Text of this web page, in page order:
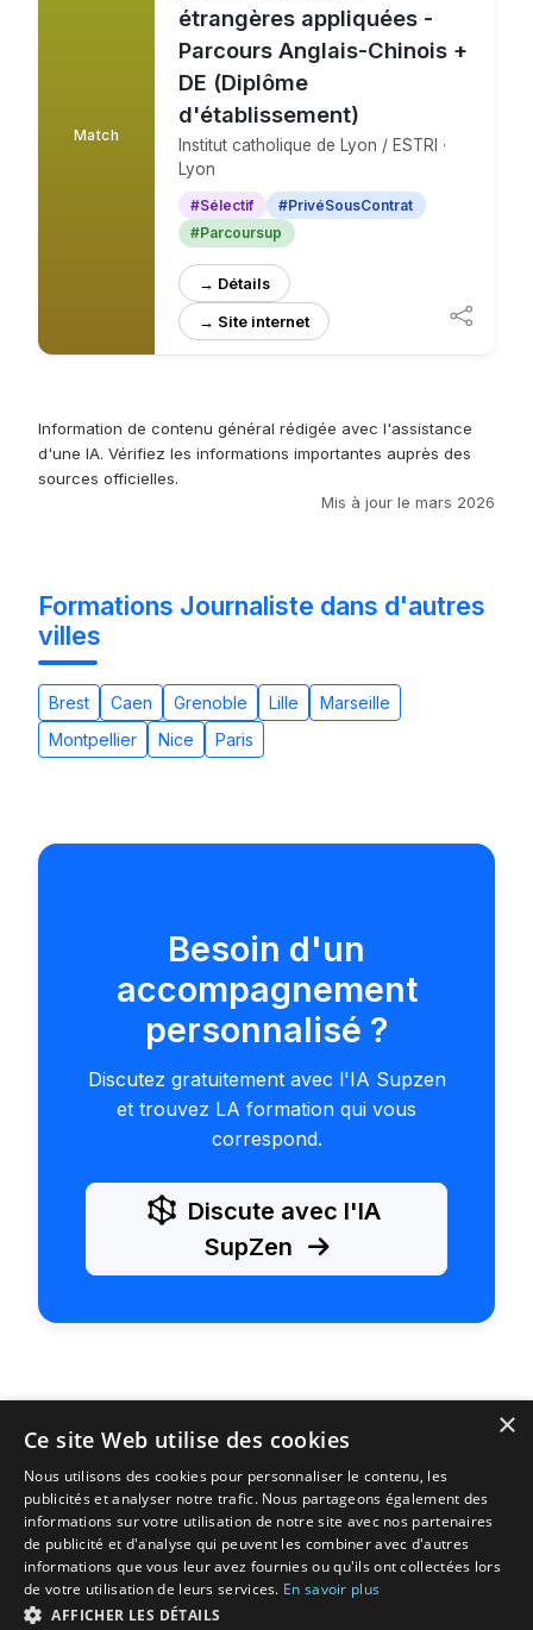
Match
étrangères appliquées -
Parcours Anglais-Chinois +
DE (Diplôme
d'établissement)
Institut catholique de Lyon / ESTRI ·
Lyon
#Sélectif
#PrivéSousContrat
#Parcoursup
→ Détails
→ Site internet
Information de contenu général rédigée avec l'assistance
d'une IA. Vérifiez les informations importantes auprès des
sources officielles.
Mis à jour le mars 2026
Formations Journaliste dans d'autres
villes
Brest Caen Grenoble Lille
Marseille
Montpellier
Nice Paris
Besoin d'un
accompagnement
personnalisé ?
Discutez gratuitement avec l'IA Supzen
et trouvez LA formation qui vous
correspond.
Discute avec l'IA
SupZen
SupZen— Ton copilote d'orientation | 100% gratuit
Explorer les formations
Conseils Parcoursup
Documentation
Qui sommes-nous
Transparence IA
CGU
Mentions légales
Protection des données
×
Ce site Web utilise des cookies
Nous utilisons des cookies pour personnaliser le contenu, les
publicités et analyser notre trafic. Nous partageons également des
informations sur votre utilisation de notre site avec nos partenaires
de publicité et d'analyse qui peuvent les combiner avec d'autres
informations que vous leur avez fournies ou qu'ils ont collectées lors
de votre utilisation de leurs services. En savoir plus
AFFICHER LES DÉTAILS